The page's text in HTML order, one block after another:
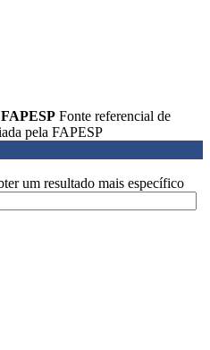
Fonte referencial de
pela FAPESP
um resultado mais específico